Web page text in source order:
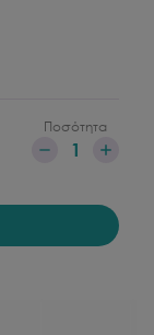
Ποσότητα
1